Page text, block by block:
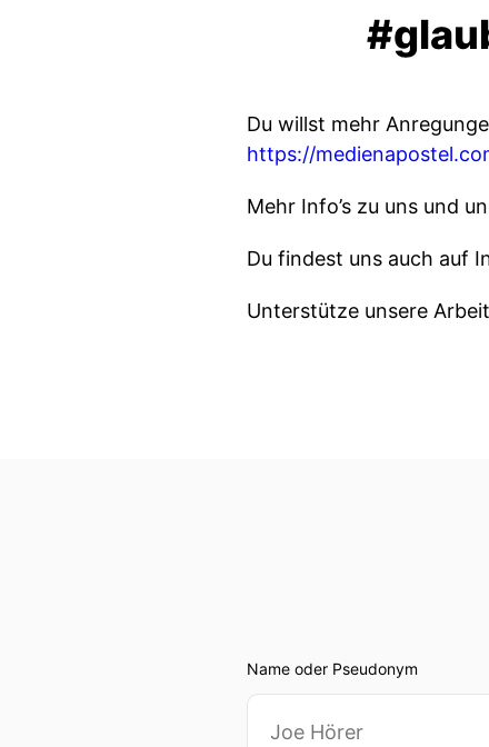
Du willst mehr
https://
Mehr Info’s zu uns und
Du findest uns auch auf
Unterstütze unsere
Name oder Pseudonym